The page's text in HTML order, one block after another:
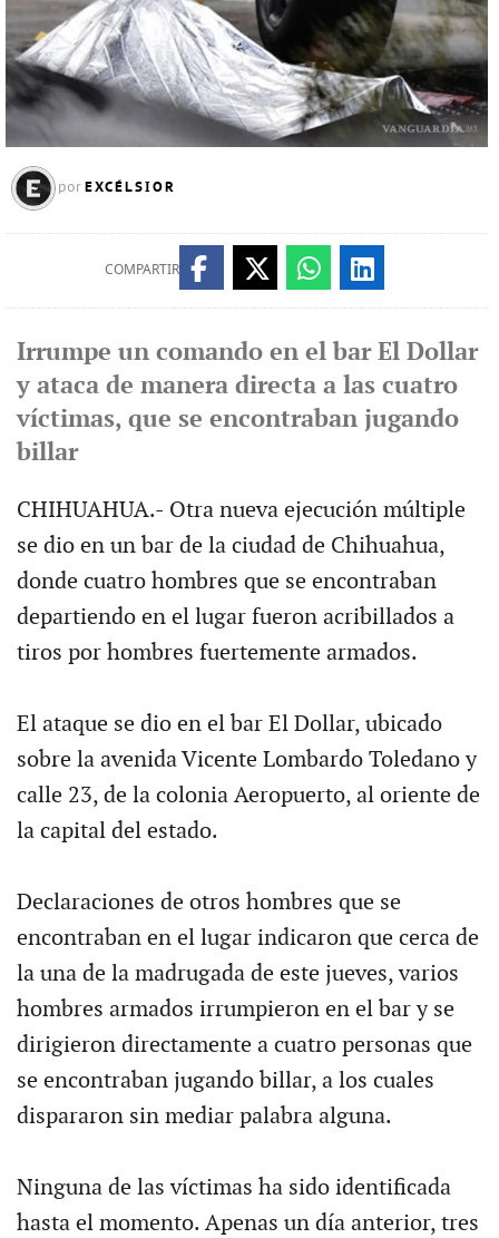
por EXCÉLSIOR
COMPARTIR
Irrumpe un comando en el bar El Dollar
y ataca de manera directa a las cuatro
víctimas, que se encontraban jugando
billar
CHIHUAHUA.- Otra nueva ejecución múltiple
se dio en un bar de la ciudad de Chihuahua,
donde cuatro hombres que se encontraban
departiendo en el lugar fueron acribillados a
tiros por hombres fuertemente armados.
El ataque se dio en el bar El Dollar, ubicado
sobre la avenida Vicente Lombardo Toledano y
calle 23, de la colonia Aeropuerto, al oriente de
la capital del estado.
Declaraciones de otros hombres que se
encontraban en el lugar indicaron que cerca de
la una de la madrugada de este jueves, varios
hombres armados irrumpieron en el bar y se
dirigieron directamente a cuatro personas que
se encontraban jugando billar, a los cuales
dispararon sin mediar palabra alguna.
Ninguna de las víctimas ha sido identificada
hasta el momento. Apenas un día anterior, tres